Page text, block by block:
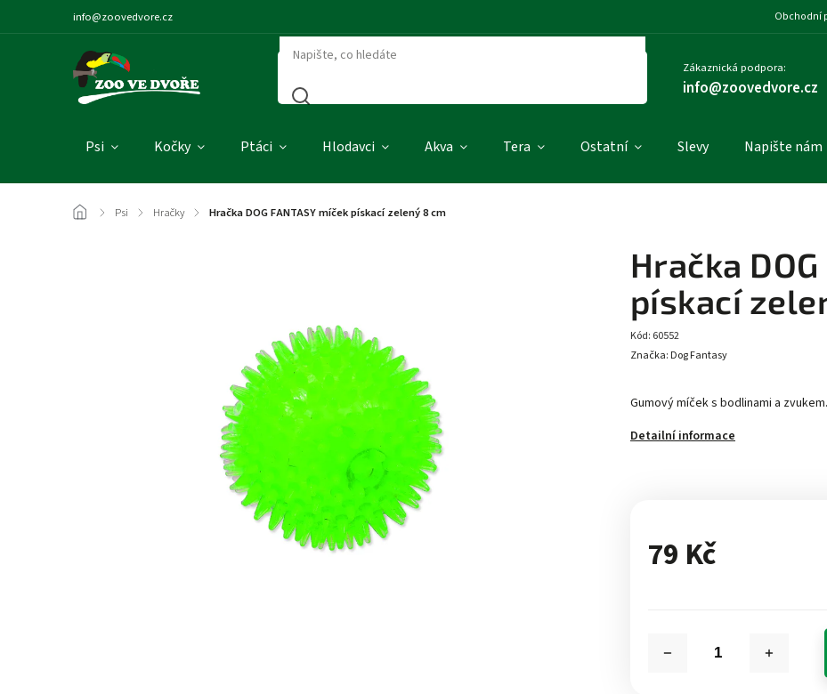
info@zoovedvore.cz Obchodní
Zákaznická podpora:
info@zoovedvore.cz
Psi Kočky Ptáci Hlodavci Akva Tera Ostatní Slevy Napište nám
/ Psi / Hračky / Hračka DOG FANTASY míček pískací zelený 8 cm
Hračka
pískací
Kód: 60552
Gumový míček s bodlinami a
Detailní informace
Značka: Dog Fantasy
79 Kč